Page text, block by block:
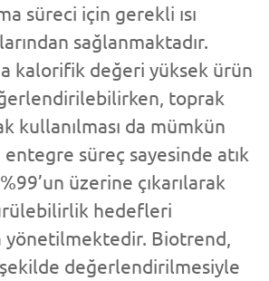
süreci için gerekli ısı
sağlanmaktadır.
kalorifik değeri yüksek ürün
toprak
kullanılması da mümkün
süreç sayesinde atık
üzerine çıkarılarak
hedefleri
yönetilmektedir. Biotrend,
değerlendirilmesiyle